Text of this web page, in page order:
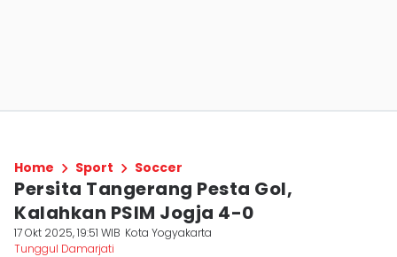
Home Sport Soccer
Persita Tangerang Pesta Gol,
Kalahkan PSIM Jogja 4-0
17 Okt 2025, 19:51 WIB Kota Yogyakarta
Tunggul Damarjati